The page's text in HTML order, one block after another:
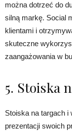
można dotrzeć do
silną markę. Social
klientami i
skuteczne
zaangażowania w
5. Stoiska
Stoiska na targach i
prezentacji swoich